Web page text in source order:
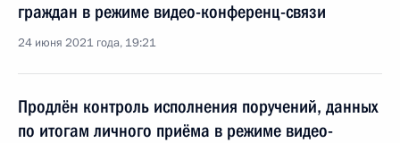
граждан в режиме видео-конференц-связи
24 июня 2021 года, 19:21
Продлён контроль исполнения поручений, данных
по итогам личного приёма в режиме видео-